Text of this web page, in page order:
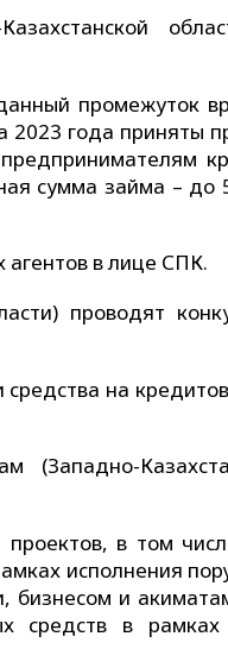
промежуток
2023 года приняты
сумма займа – до
в лице СПК.
проводят
на
проектов, в том
исполнения
бизнесом и
средств в рамках